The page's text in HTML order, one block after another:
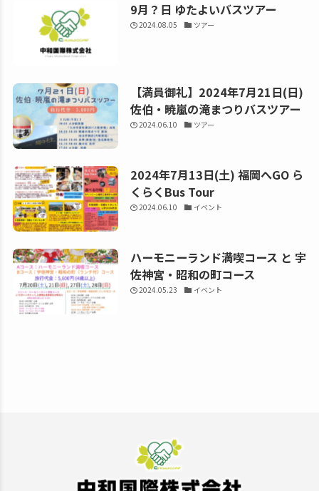
9月？日 ゆたよいバスツアー
2024.08.05 ツアー
【満員御礼】2024年7月21日(日)
佐伯・暁嵐の滝まつりバスツアー
2024.06.10 ツアー
2024年7月13日(土) 福岡へGO ら
くらくBus Tour
2024.06.10 イベント
ハーモニーランド満喫コース と 宇
佐神宮・昭和の町コース
2024.05.23 イベント